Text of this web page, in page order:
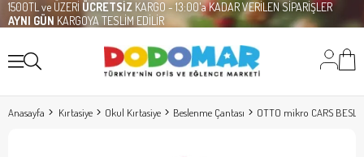
1500TL ve ÜZERİ ÜCRETSİZ KARGO - 13:00'a KADAR VERİLEN SİPARİŞLER
AYNI GÜN KARGOYA TESLİM EDİLİR
Anasayfa Kırtasiye Okul Kırtasiye Beslenme Çantası OTTO mikro CARS